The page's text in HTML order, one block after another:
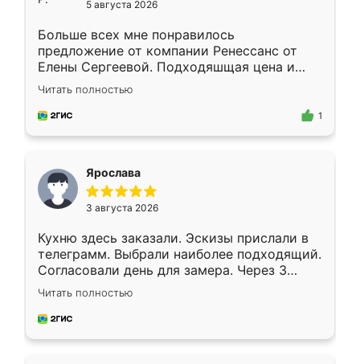
5 августа 2026
Больше всех мне понравилось
предложение от компании Ренессанс от
Елены Сергеевой. Подходяшщая цена и
короткие сроки изготовления. Приехавший
для замера сотрудник Владислав
предложил по моему эскизу самый
Читать полностью
1
Ярослава
3 августа 2026
Кухню здесь заказали. Эскизы прислали в
телеграмм. Выбрали наиболее подходящий.
Согласовали день для замера. Через 3
недели кухня была уже готова. Остались
довольны работой. Спасибо Ренессанс
мебель за качественную работу!
Читать полностью